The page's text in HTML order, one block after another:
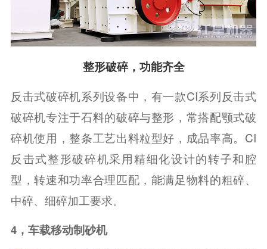
整形破碎，功能齐全
反击式破碎机系列设备中，有一款CI系列反击式
破碎机专注于石料的破碎与整形，常搭配颚式破
碎机使用，整条工艺出料粒型好，成品率高。CI
反击式整形破碎机采用精细化设计的转子和腔
型，转速和功率合理匹配，能满足物料的粗碎、
中碎、细碎加工要求。
4，车载移动制砂机